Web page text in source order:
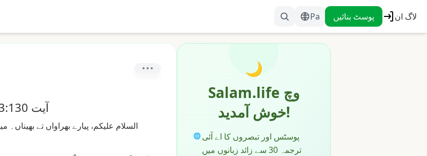
Pa پوسٹ بنائیں لاگ ان
آیت 3:130 ربا بارے متوازن تفسیر دی تلاش
السلام علیکم، پیارے بھراواں تے بھیناں۔
🌙
Salam.life وچ
خوش آمدید!
🌐 پوسٹس اور تبصروں کا اے آئی
ترجمہ 30 سے زائد زبانوں میں